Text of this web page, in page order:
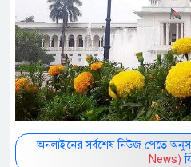
অনলাইনের সর্বশেষ নিউজ পেতে
News)